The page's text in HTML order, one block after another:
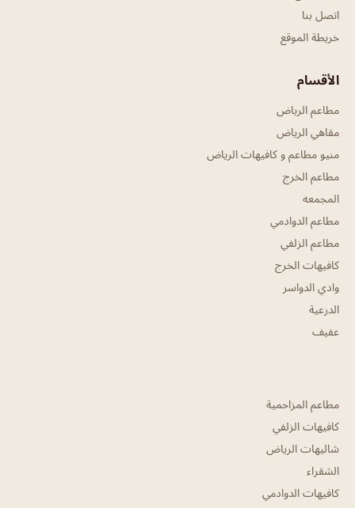
اتصل بنا
خريطة الموقع
الأقسام
مطاعم الرياض
مقاهي الرياض
منيو مطاعم و كافيهات الرياض
مطاعم الخرج
المجمعه
مطاعم الدوادمي
مطاعم الزلفي
كافيهات الخرج
وادي الدواسر
الدرعية
عفيف
مطاعم المزاحمية
كافيهات الزلفي
شاليهات الرياض
الشقراء
كافيهات الدوادمي